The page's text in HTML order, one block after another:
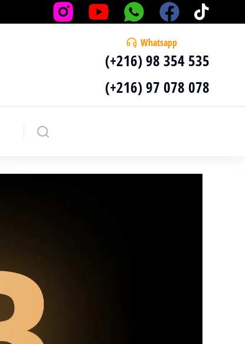
Whatsapp
(+216) 98 354 535
(+216) 97 078 078